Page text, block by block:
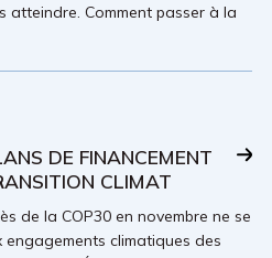
atteindre. Comment passer à la
DE FINANCEMENT
CLIMAT
de la COP30 en novembre ne se
climatiques des